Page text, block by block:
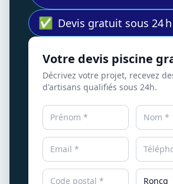
✅ Devis gratuit sous 24 h
Votre devis piscine
Décrivez votre projet, recevez
d'artisans qualifiés sous 24h.